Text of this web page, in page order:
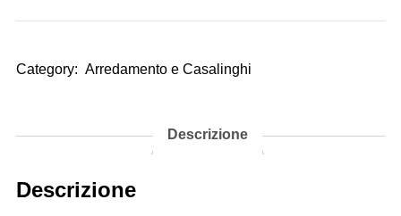
Category: Arredamento e Casalinghi
Descrizione
Descrizione